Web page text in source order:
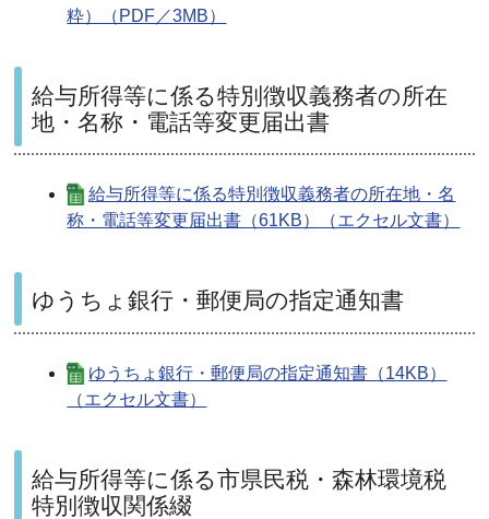
粋）（PDF／3MB）
給与所得等に係る特別徴収義務者の所在
地・名称・電話等変更届出書
給与所得等に係る特別徴収義務者の所在地・名
称・電話等変更届出書（61KB）（エクセル文書）
ゆうちょ銀行・郵便局の指定通知書
ゆうちょ銀行・郵便局の指定通知書（14KB）
（エクセル文書）
給与所得等に係る市県民税・森林環境税
特別徴収関係綴